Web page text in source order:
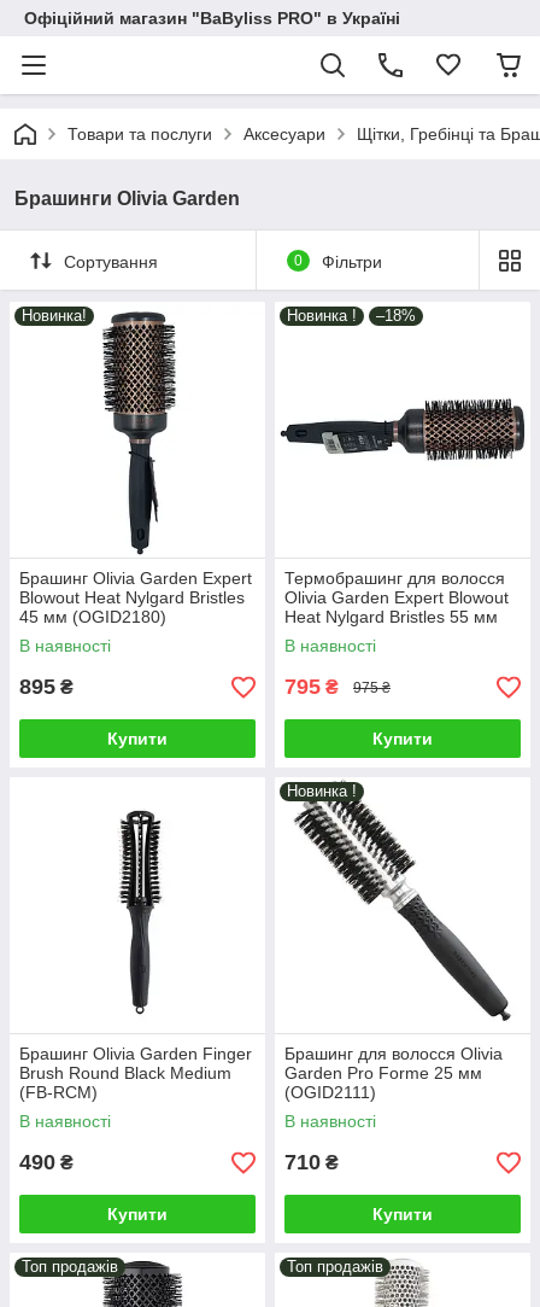
Офіційний магазин "BaByliss PRO" в Україні
Товари та послуги Аксесуари Щітки, Гребінці та
Брашинги Olivia Garden
Сортування 0 Фільтри
Новинка!
Брашинг Olivia Garden Expert
Blowout Heat Nylgard Bristles
45 мм (OGID2180)
В наявності
895 ₴
Купити
Новинка ! –18%
Термобрашинг для волосся
Olivia Garden Expert Blowout
Heat Nylgard Bristles 55 мм
(OGID2181)
В наявності
795 ₴ 975 ₴
Купити
Брашинг Olivia Garden Finger
Brush Round Black Medium
(FB-RCM)
В наявності
490 ₴
Купити
Новинка !
Брашинг для волосся Olivia
Garden Pro Forme 25 мм
(OGID2111)
В наявності
710 ₴
Купити
Топ продажів Топ продажів